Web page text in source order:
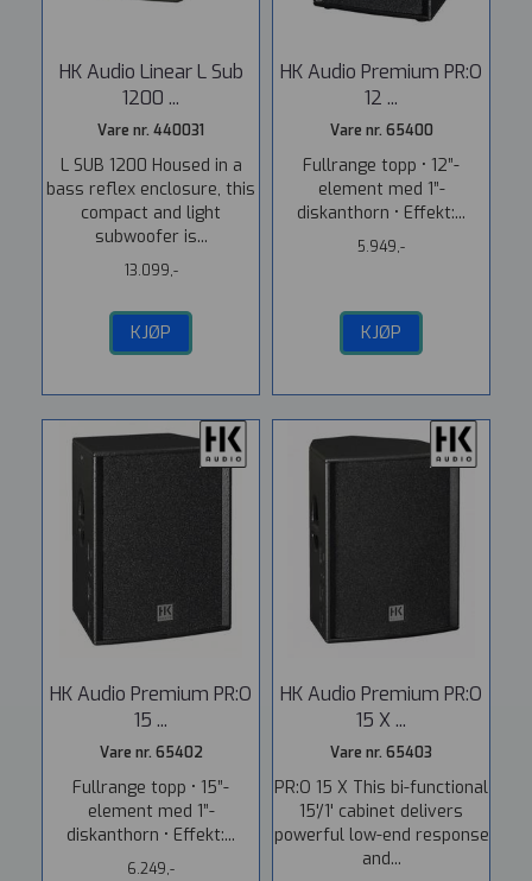
HK Audio Linear L Sub
1200 ...
Vare nr. 440031
L SUB 1200 Housed in a
bass reflex enclosure, this
compact and light
subwoofer is...
13.099,-
KJØP
HK Audio Premium PR:O
12 ...
Vare nr. 65400
Fullrange topp • 12”-
element med 1”-
diskanthorn • Effekt:...
5.949,-
KJØP
HK Audio Premium PR:O
15 ...
Vare nr. 65402
Fullrange topp • 15”-
element med 1”-
diskanthorn • Effekt:...
6.249,-
HK Audio Premium PR:O
15 X ...
Vare nr. 65403
PR:O 15 X This bi-functional
15'/1' cabinet delivers
powerful low-end response
and...